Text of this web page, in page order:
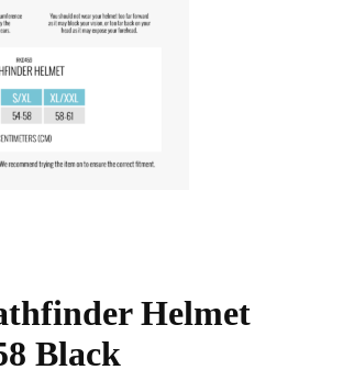
Helmet
Black